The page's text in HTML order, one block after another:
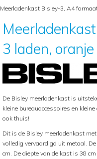
Meerladenkast Bisley-3, A4
3 laden, oranje
De Bisley meerladenkast is
kleine bureauaccessoires en
ook thuis!
Dit is de Bisley meerladenkast
volledig vervaardigd uit metaal.
cm. De diepte van de kast is 38